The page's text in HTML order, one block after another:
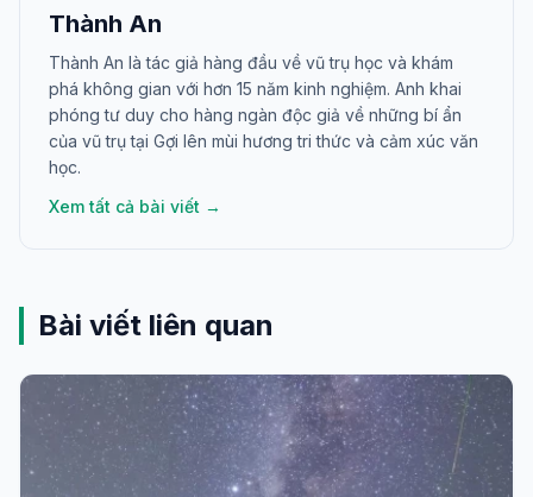
Thành An
Thành An là tác giả hàng đầu về vũ trụ học và khám
phá không gian với hơn 15 năm kinh nghiệm. Anh khai
phóng tư duy cho hàng ngàn độc giả về những bí ẩn
của vũ trụ tại Gợi lên mùi hương tri thức và cảm xúc văn
học.
Xem tất cả bài viết →
Bài viết liên quan